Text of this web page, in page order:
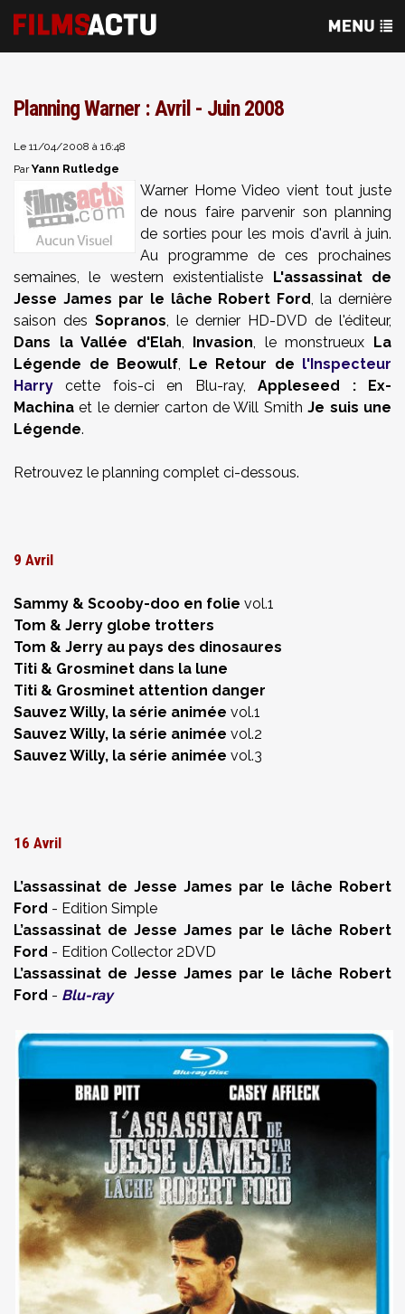
Planning Warner : Avril - Juin 2008
Le 11/04/2008 à 16:48
ParYann Rutledge
Warner Home Video vient tout juste
de nous faire parvenir son planning
de sorties pour les mois d'avril à juin.
Au programme de ces prochaines
semaines, le western existentialiste L'assassinat de
Jesse James par le lâche Robert Ford, la dernière
saison des Sopranos, le dernier HD-DVD de l'éditeur,
Dans la Vallée d'Elah, Invasion, le monstrueux La
Légende de Beowulf, Le Retour de l'Inspecteur
Harry
cette fois-ci en Blu-ray,Appleseed : Ex-
Machina et le dernier carton deWill Smith Je suis une
Légende.
Retrouvez le planning complet ci-dessous.
9 Avril
Sammy & Scooby-doo en folie vol.1
Tom & Jerry globe trotters
Tom & Jerry au pays des dinosaures
Titi & Grosminet dans la lune
Titi & Grosminet attention danger
Sauvez Willy, la série animée vol.1
Sauvez Willy, la série animée vol.2
Sauvez Willy, la série animée vol.3
16 Avril
L’assassinat de Jesse James par le lâche Robert
Ford - Edition Simple
L’assassinat de Jesse James par le lâche Robert
Ford - Edition Collector 2DVD
L’assassinat de Jesse James par le lâche Robert
Ford - Blu-ray